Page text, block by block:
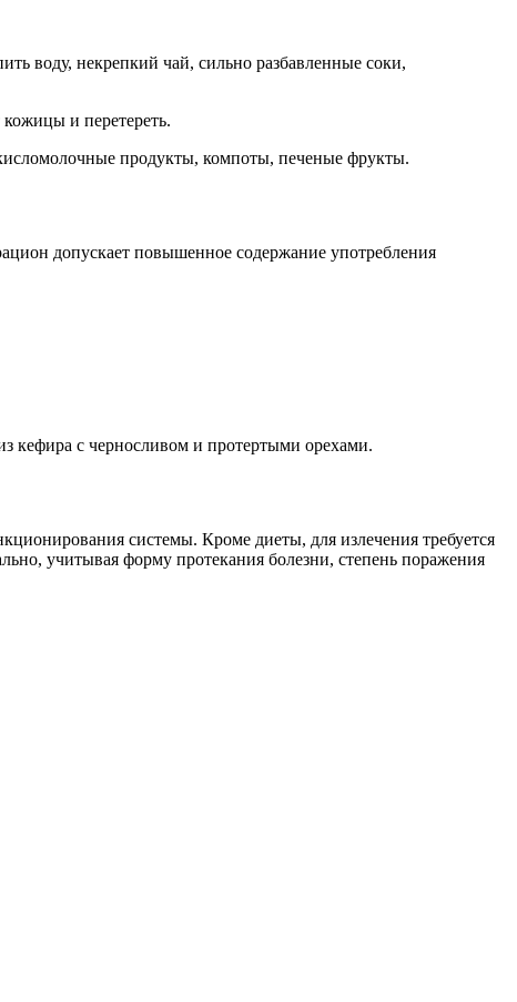
воду, некрепкий чай, сильно разбавленные соки,
и перетереть.
продукты, компоты, печеные фрукты.
допускает повышенное содержание употребления
кефира с черносливом и протертыми орехами.
системы. Кроме диеты, для излечения требуется
учитывая форму протекания болезни, степень поражения